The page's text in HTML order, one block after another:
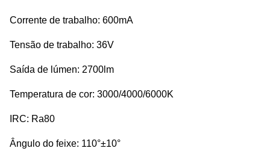
Corrente de trabalho: 600mA
Tensão de trabalho: 36V
Saída de lúmen: 2700lm
Temperatura de cor: 3000/4000/6000K
IRC: Ra80
Ângulo do feixe: 110°±10°